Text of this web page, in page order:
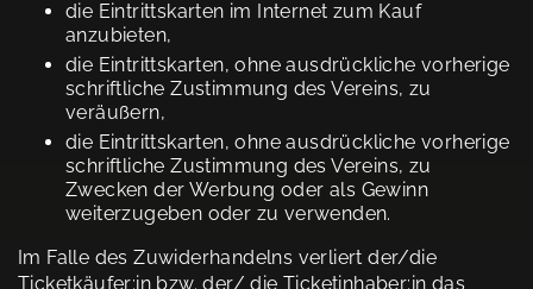
die Eintrittskarten im Internet zum Kauf
anzubieten,
die Eintrittskarten, ohne ausdrückliche vorherige
schriftliche Zustimmung des Vereins, zu
veräußern,
die Eintrittskarten, ohne ausdrückliche vorherige
schriftliche Zustimmung des Vereins, zu
Zwecken der Werbung oder als Gewinn
weiterzugeben oder zu verwenden.
Im Falle des Zuwiderhandelns verliert der/die
Ticketkäufer:in bzw. der/ die Ticketinhaber:in das